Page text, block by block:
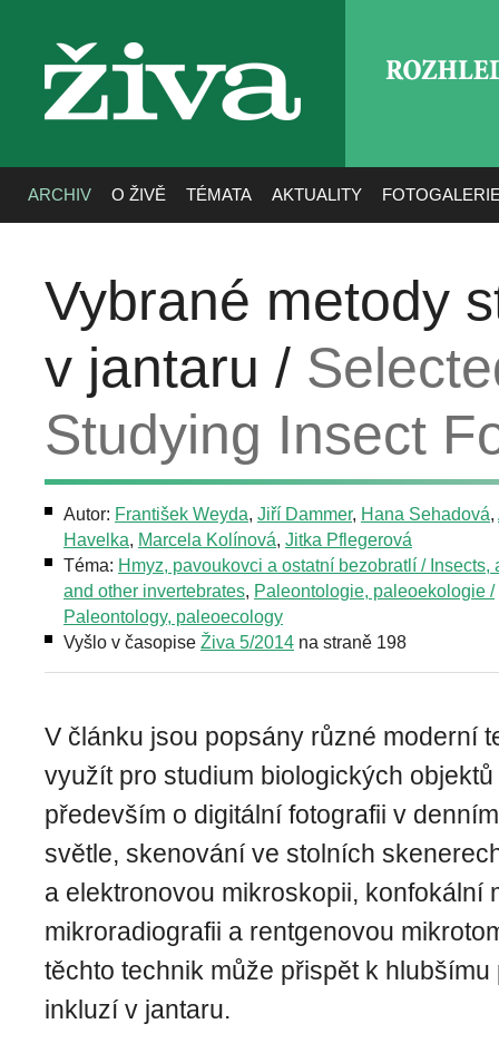
živa
ARCHIV O ŽIVĚ TÉMATA AKTUALITY
Vybrané metody
v jantaru /
Studying Insect
Autor: František Weyda, Jiří Dammer, Hana Sehadová,
Havelka, Marcela Kolínová, Jitka Pflegerová
Téma: Hmyz, pavoukovci a ostatní bezobratlí / Insects,
and other invertebrates, Paleontologie, paleoekologie /
Paleontology, paleoecology
Vyšlo v časopise Živa 5/2014 na straně 198
V článku jsou popsány různé moderní
využít pro studium biologických
především o digitální fotografii v
světle, skenování ve stolních
a elektronovou mikroskopii, konfokální
mikroradiografii a rentgenovou
těchto technik může přispět k
inkluzí v jantaru.